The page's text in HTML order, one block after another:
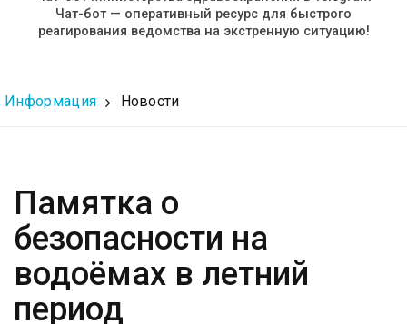
Чат-бот — оперативный ресурс для быстрого
реагирования ведомства на экстренную ситуацию!
Информация Новости
Памятка о
безопасности на
водоёмах в летний
период